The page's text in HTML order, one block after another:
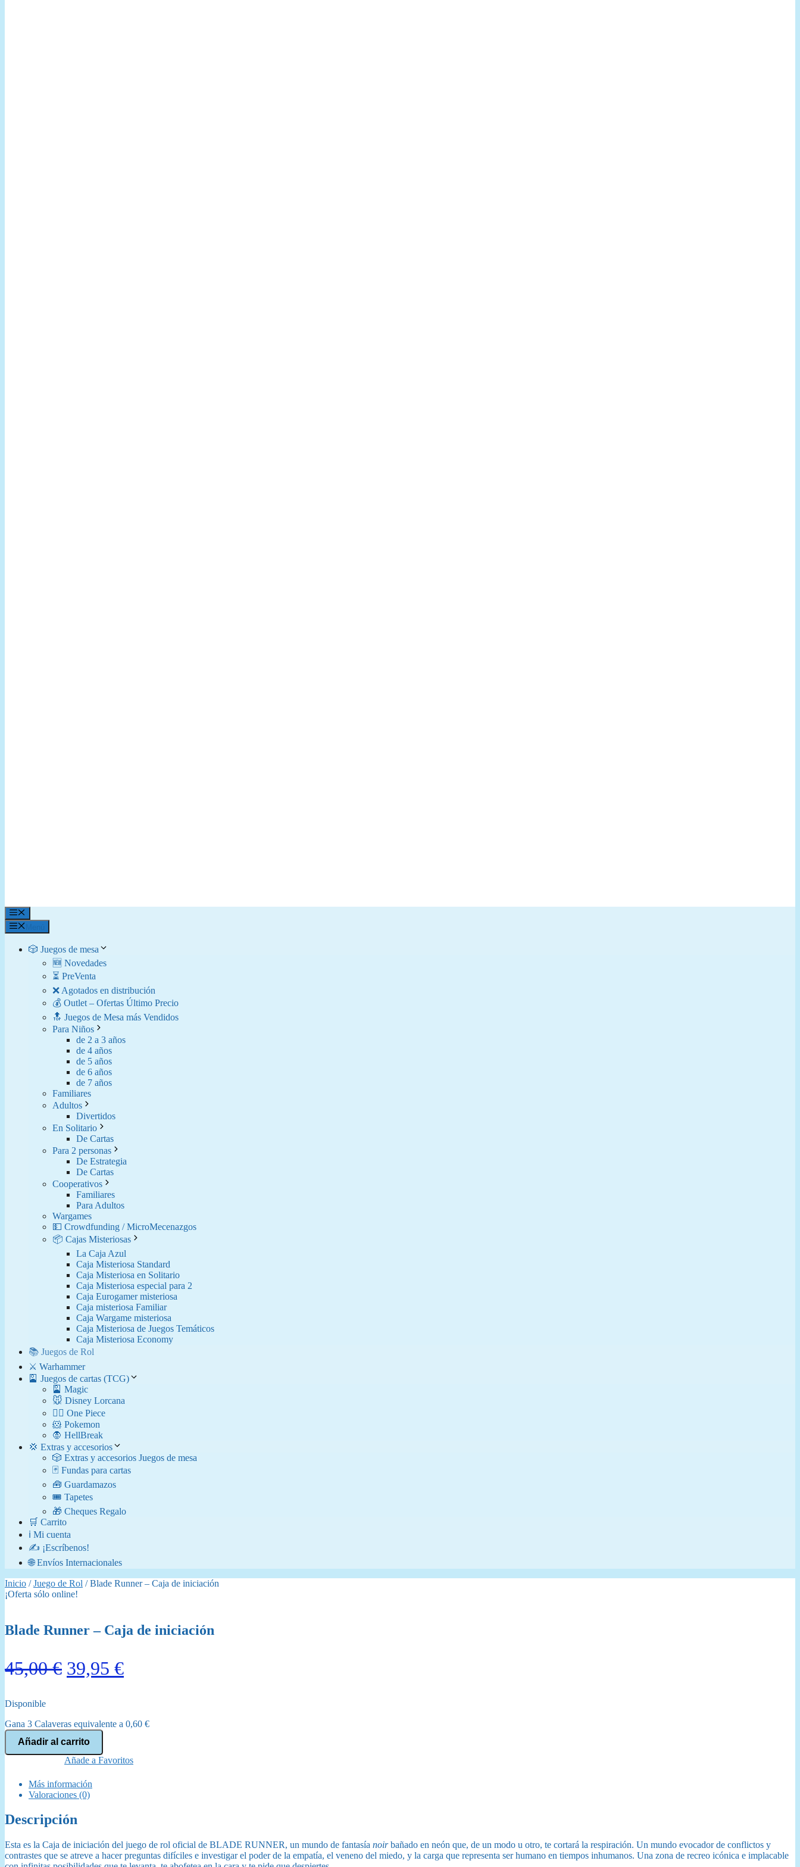
Menú
🎲 Juegos de mesa
🆕 Novedades
⏳ PreVenta
❌ Agotados en distribución
💰 Outlet – Ofertas Último Precio
🔝 Juegos de Mesa más Vendidos
Para Niños
de 2 a 3 años
de 4 años
de 5 años
de 6 años
de 7 años
Familiares
Adultos
Divertidos
En Solitario
De Cartas
Para 2 personas
De Estrategia
De Cartas
Cooperativos
Familiares
Para Adultos
Wargames
💵 Crowdfunding / MicroMecenazgos
📦 Cajas Misteriosas
La Caja Azul
Caja Misteriosa Standard
Caja Misteriosa en Solitario
Caja Misteriosa especial para 2
Caja Eurogamer misteriosa
Caja misteriosa Familiar
Caja Wargame misteriosa
Caja Misteriosa de Juegos Temáticos
Caja Misteriosa Economy
📚 Juegos de Rol
⚔️ Warhammer
🎴 Juegos de cartas (TCG)
🎴 Magic
🐭 Disney Lorcana
🏴‍☠️ One Piece
🐹 Pokemon
🧛​ HellBreak
💢 Extras y accesorios
🎲 Extras y accesorios Juegos de mesa
🃏 Fundas para cartas
🧰 Guardamazos
🎟️ Tapetes
🎁 Cheques Regalo
🛒 Carrito
ℹ️ Mi cuenta
✍️ ¡Escríbenos!
🌐 Envíos Internacionales
Inicio /Juego de Rol / Blade Runner – Caja de iniciación
¡Oferta sólo online!
Blade Runner – Caja de iniciación
45,00€ El
era:
45,00 €.
39,95 €El
es:
39,95 €.
Disponible
Gana 3 Calaveras equivalente a 0,60 €
Blade
Runner
-
iniciación
cantidad
Añadir al carrito
Añade a Favoritos
Más información
Valoraciones (0)
Descripción
Esta es la Caja de iniciación del juego de rol oficial de BLADE RUNNER, un mundo de fantasía noirbañado en neón que, de un modo u otro, te cortará la respiración. Un mundo evocador de conflictos y
contrastes que se atreve a hacer preguntas difíciles e investigar el poder de la empatía, el veneno del miedo, y la carga que representa ser humano en tiempos inhumanos. Una zona de recreo icónica e implacable